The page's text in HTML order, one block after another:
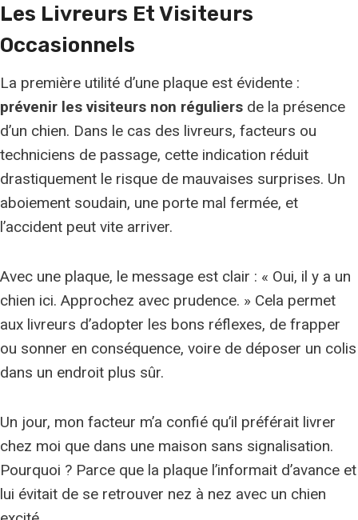
Les Livreurs Et Visiteurs
Occasionnels
La première utilité d’une plaque est évidente :
prévenir les visiteurs non réguliers de la présence
d’un chien. Dans le cas des livreurs, facteurs ou
techniciens de passage, cette indication réduit
drastiquement le risque de mauvaises surprises. Un
aboiement soudain, une porte mal fermée, et
l’accident peut vite arriver.
Avec une plaque, le message est clair : « Oui, il y a un
chien ici. Approchez avec prudence. » Cela permet
aux livreurs d’adopter les bons réflexes, de frapper
ou sonner en conséquence, voire de déposer un colis
dans un endroit plus sûr.
Un jour, mon facteur m’a confié qu’il préférait livrer
chez moi que dans une maison sans signalisation.
Pourquoi ? Parce que la plaque l’informait d’avance et
lui évitait de se retrouver nez à nez avec un chien